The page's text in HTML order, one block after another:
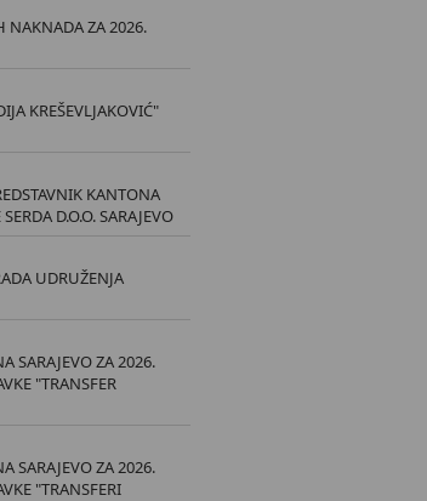
NAKNADA ZA 2026.
KREŠEVLJAKOVIĆ"
KANTONA
D.O.O. SARAJEVO
UDRUŽENJA
SARAJEVO ZA 2026.
"TRANSFER
SARAJEVO ZA 2026.
"TRANSFERI